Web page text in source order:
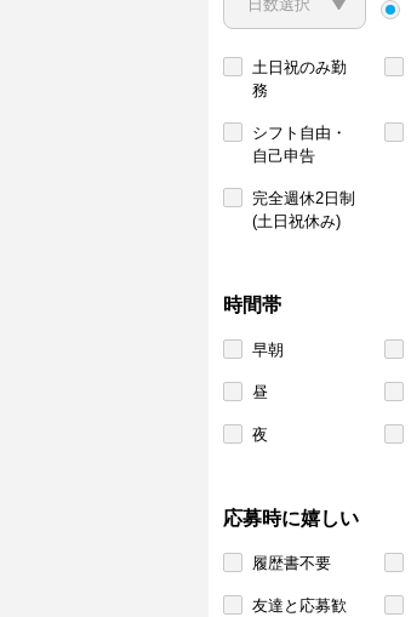
土日祝のみ勤
務
シフト自由・
自己申告
完全週休2日制
(土日祝休み)
時間帯
早朝
昼
夜
応募時に嬉しい
履歴書不要
友達と応募歓